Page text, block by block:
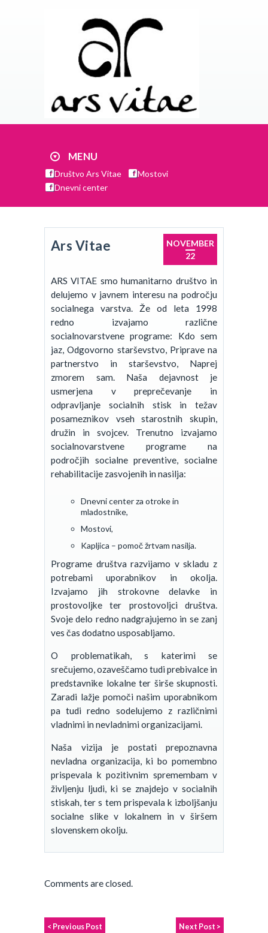
MENU
Društvo Ars Vitae
Mostovi
Dnevni center
Ars Vitae
NOVEMBER
22
ARS VITAE smo humanitarno društvo in
delujemo v javnem interesu na področju
socialnega varstva. Že od leta 1998
redno izvajamo različne
socialnovarstvene programe: Kdo sem
jaz, Odgovorno starševstvo, Priprave na
partnerstvo in starševstvo, Naprej
zmorem sam. Naša dejavnost je
usmerjena v preprečevanje in
odpravljanje socialnih stisk in težav
posameznikov vseh starostnih skupin,
družin in svojcev. Trenutno izvajamo
socialnovarstvene programe na
področjih socialne preventive, socialne
rehabilitacije zasvojenih in nasilja:
Dnevni center za otroke in
mladostnike,
Mostovi,
Kapljica – pomoč žrtvam nasilja.
Programe društva razvijamo v skladu z
potrebami uporabnikov in okolja.
Izvajamo jih strokovne delavke in
prostovoljke ter prostovoljci društva.
Svoje delo redno nadgrajujemo in se zanj
ves čas dodatno usposabljamo.
O problematikah, s katerimi se
srečujemo, ozaveščamo tudi prebivalce in
predstavnike lokalne ter širše skupnosti.
Zaradi lažje pomoči našim uporabnikom
pa tudi redno sodelujemo z različnimi
vladnimi in nevladnimi organizacijami.
Naša vizija je postati prepoznavna
nevladna organizacija, ki bo pomembno
prispevala k pozitivnim spremembam v
življenju ljudi, ki se znajdejo v socialnih
stiskah, ter s tem prispevala k izboljšanju
socialne slike v lokalnem in v širšem
slovenskem okolju.
Comments are closed.
< Previous Post Next Post >